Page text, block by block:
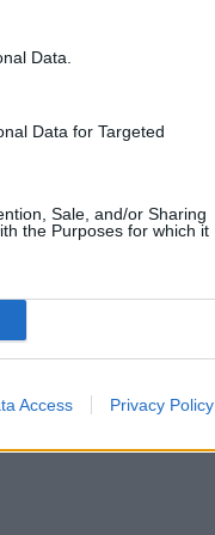
Data.
Data for Targeted
Sale, and/or Sharing
the Purposes for which it
Access Privacy Policy